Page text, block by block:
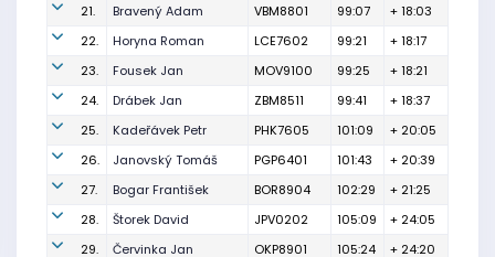
21.
Bravený Adam VBM8801 99:07
+ 18:03
22.
Horyna Roman LCE7602 99:21
+ 18:17
23.
Fousek Jan MOV9100 99:25
+ 18:21
24.
Drábek Jan ZBM8511 99:41
+ 18:37
25.
Kadeřávek Petr PHK7605 101:09
+ 20:05
26.
Janovský Tomáš PGP6401 101:43
+ 20:39
27.
Bogar František BOR8904 102:29
+ 21:25
28.
Štorek David JPV0202 105:09
+ 24:05
29.
Červinka Jan OKP8901 105:24 + 24:20